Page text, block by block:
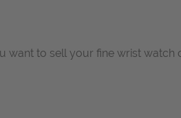
want to sell your fine wrist watch